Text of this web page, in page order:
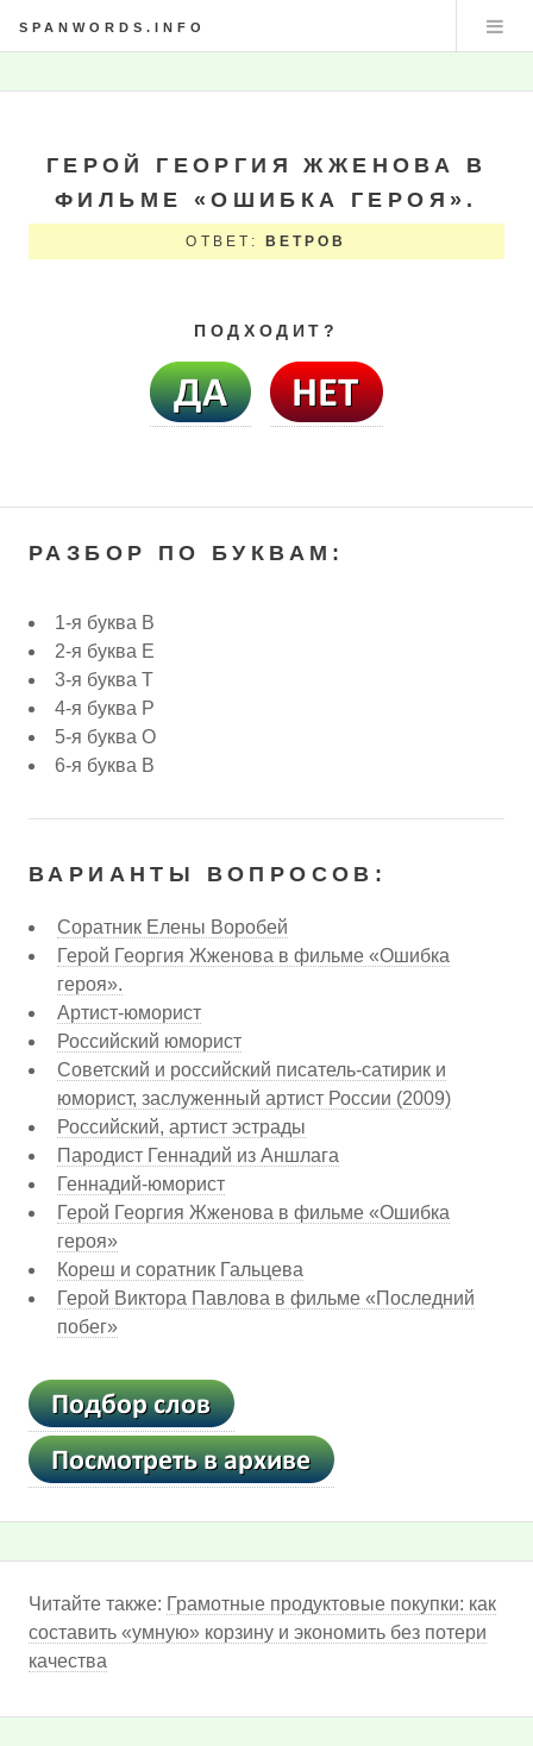
SPANWORDS.INFO
ГЕРОЙ ГЕОРГИЯ ЖЖЕНОВА В
ФИЛЬМЕ «ОШИБКА ГЕРОЯ».
ОТВЕТ: ВЕТРОВ
ПОДХОДИТ?
РАЗБОР ПО БУКВАМ:
1-я буква В
2-я буква Е
3-я буква Т
4-я буква Р
5-я буква О
6-я буква В
ВАРИАНТЫ ВОПРОСОВ:
Соратник Елены Воробей
Герой Георгия Жженова в фильме «Ошибка
героя».
Артист-юморист
Российский юморист
Советский и российский писатель-сатирик и
юморист, заслуженный артист России (2009)
Российский, артист эстрады
Пародист Геннадий из Аншлага
Геннадий-юморист
Герой Георгия Жженова в фильме «Ошибка
героя»
Кореш и соратник Гальцева
Герой Виктора Павлова в фильме «Последний
побег»
Читайте также: Грамотные продуктовые покупки: как
составить «умную» корзину и экономить без потери
качества